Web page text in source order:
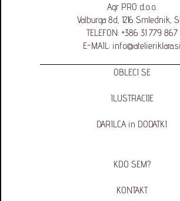
Agr PRO d.o.o.
Valburga 8d, 1216 Smlednik,
TELEFON: +386 31 779 867
E-MAIL: info@atelieriklara.si
OBLECI SE
ILUSTRACIJE
DARILCA in DODATKI
KDO SEM?
KONTAKT